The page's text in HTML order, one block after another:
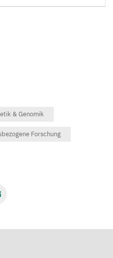
& Genomik
Forschung